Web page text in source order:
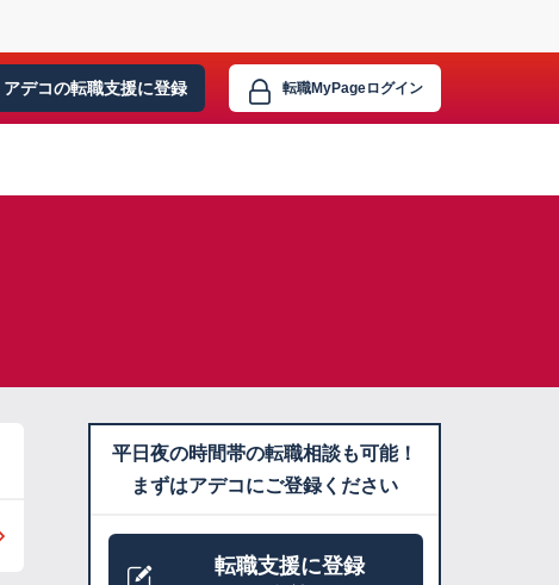
アデコの転職支援に登録 転職MyPageログイン
平日夜の時間帯の転職相談も可能！
まずはアデコにご登録ください
転職支援に登録